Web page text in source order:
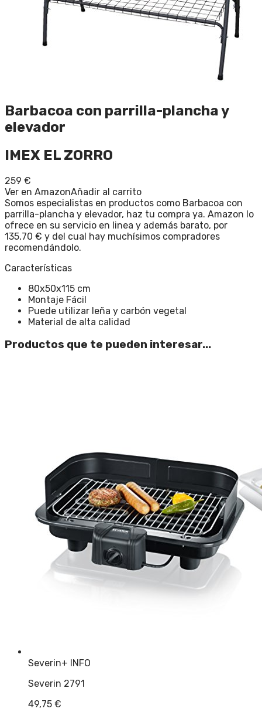
Barbacoa con parrilla-plancha y
elevador
IMEX EL ZORRO
259 €
Ver en AmazonAñadir al carrito
Somos especialistas en productos como Barbacoa con
parrilla-plancha y elevador, haz tu compra ya. Amazon lo
ofrece en su servicio en linea y además barato, por
135,70 € y del cual hay muchísimos compradores
recomendándolo.
Características
80x50x115 cm
Montaje Fácil
Puede utilizar leña y carbón vegetal
Material de alta calidad
Productos que te pueden interesar...
Severin+ INFO
Severin 2791
49,75 €